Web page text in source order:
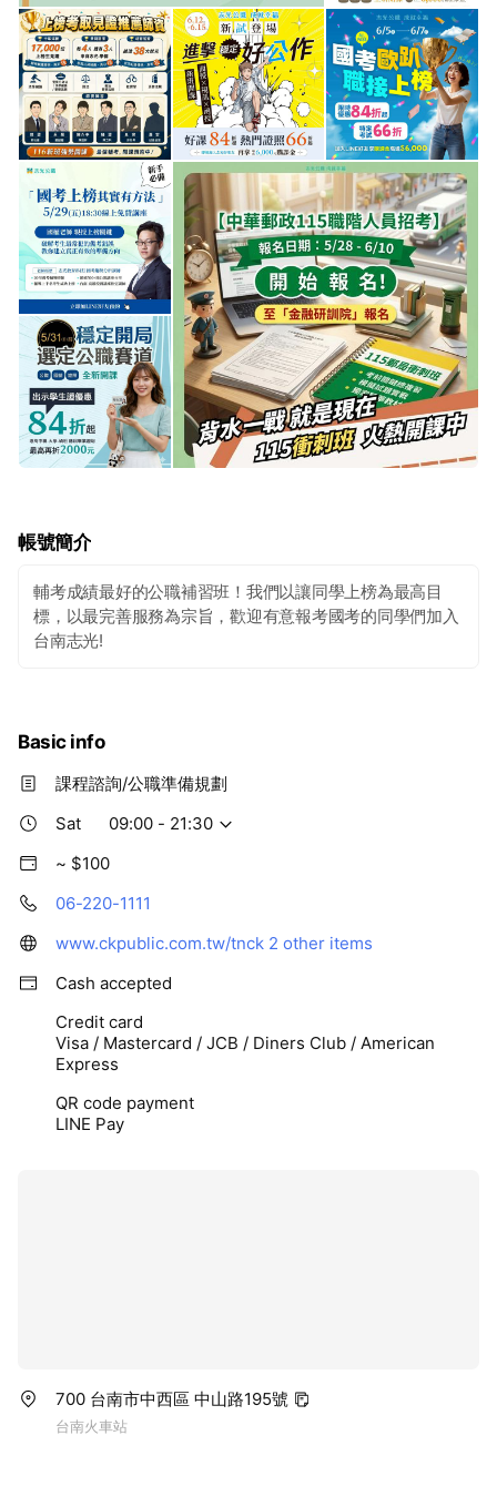
帳號簡介
輔考成績最好的公職補習班！我們以讓同學上榜為最高目
標，以最完善服務為宗旨，歡迎有意報考國考的同學們加入
台南志光!
Basic info
課程諮詢/公職準備規劃
Sat
09:00 - 21:30
~ $100
06-220-1111
www.ckpublic.com.tw/tnck 2 other items
Cash accepted
Credit card
Visa / Mastercard / JCB / Diners Club / American
Express
QR code payment
LINE Pay
700 台南市中西區 中山路195號
台南火車站